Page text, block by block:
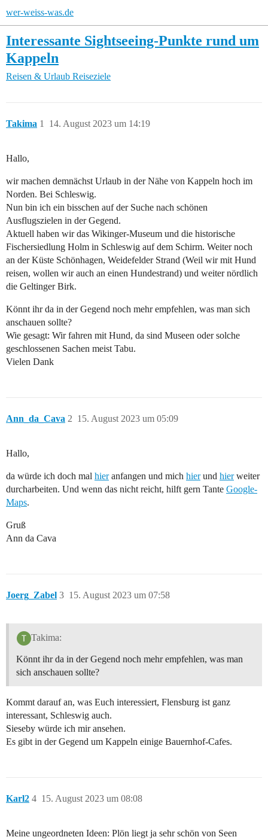
wer-weiss-was.de
Interessante Sightseeing-Punkte rund um
Kappeln
Reisen & Urlaub Reiseziele
Takima 14. August 2023 um 14:19
1
Hallo,
wir machen demnächst Urlaub in der Nähe von Kappeln hoch im
Norden. Bei Schleswig.
Nun bin ich ein bisschen auf der Suche nach schönen
Ausflugszielen in der Gegend.
Aktuell haben wir das Wikinger-Museum und die historische
Fischersiedlung Holm in Schleswig auf dem Schirm. Weiter noch
an der Küste Schönhagen, Weidefelder Strand (Weil wir mit Hund
reisen, wollen wir auch an einen Hundestrand) und weiter nördlich
die Geltinger Birk.
Könnt ihr da in der Gegend noch mehr empfehlen, was man sich
anschauen sollte?
Wie gesagt: Wir fahren mit Hund, da sind Museen oder solche
geschlossenen Sachen meist Tabu.
Vielen Dank
Ann_da_Cava 15. August 2023 um 05:09
2
Hallo,
da würde ich doch mal hieranfangen und mich hierund hierweiter
durcharbeiten. Und wenn das nicht reicht, hilft gern Tante Google-
Maps.
Gruß
Ann da Cava
Joerg_Zabel 15. August 2023 um 07:58
3
Takima:
Könnt ihr da in der Gegend noch mehr empfehlen, was man
sich anschauen sollte?
Kommt darauf an, was Euch interessiert, Flensburg ist ganz
interessant, Schleswig auch.
Sieseby würde ich mir ansehen.
Es gibt in der Gegend um Kappeln einige Bauernhof-Cafes.
Karl2 15. August 2023 um 08:08
4
Meine ungeordneten Ideen: Plön liegt ja sehr schön von Seen